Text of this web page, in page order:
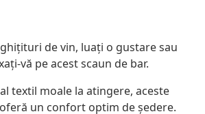
de vin, luați o gustare sau
vă pe acest scaun de bar.
textil moale la atingere, aceste
un confort optim de ședere.